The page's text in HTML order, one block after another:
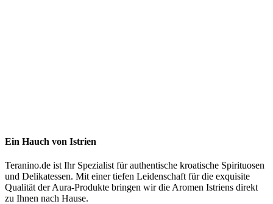
Ein Hauch von Istrien
Teranino.de ist Ihr Spezialist für authentische kroatische Spirituosen
und Delikatessen. Mit einer tiefen Leidenschaft für die exquisite
Qualität der Aura-Produkte bringen wir die Aromen Istriens direkt
zu Ihnen nach Hause.